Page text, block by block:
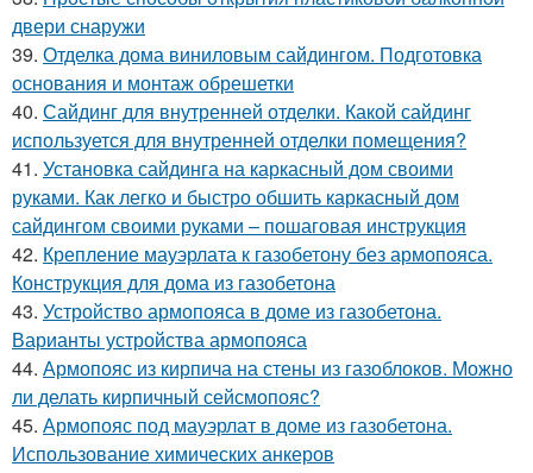
двери снаружи
39. Отделка дома виниловым сайдингом. Подготовка
основания и монтаж обрешетки
40. Сайдинг для внутренней отделки. Какой сайдинг
используется для внутренней отделки помещения?
41. Установка сайдинга на каркасный дом своими
руками. Как легко и быстро обшить каркасный дом
сайдингом своими руками – пошаговая инструкция
42. Крепление мауэрлата к газобетону без армопояса.
Конструкция для дома из газобетона
43. Устройство армопояса в доме из газобетона.
Варианты устройства армопояса
44. Армопояс из кирпича на стены из газоблоков. Можно
ли делать кирпичный сейсмопояс?
45. Армопояс под мауэрлат в доме из газобетона.
Использование химических анкеров